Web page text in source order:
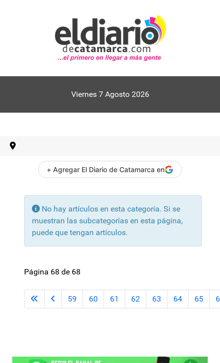
Viernes 7 Agosto 2026
+ Agregar El Diario de Catamarca en
Información
No hay artículos en esta categoría. Si se
muestran las subcategorías en esta página,
puede que tengan artículos.
Página 68 de 68
59 60 61 62 63 64 65